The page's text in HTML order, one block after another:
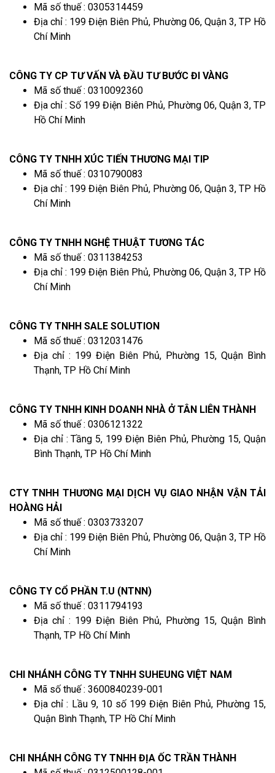
Mã số thuế : 0305314459
Địa chỉ : 199 Điện Biên Phủ, Phường 06, Quận 3, TP Hồ
Chí Minh
CÔNG TY CP TƯ VẤN VÀ ĐẦU TƯ BƯỚC ĐI VÀNG
Mã số thuế : 0310092360
Địa chỉ : Số 199 Điện Biên Phủ, Phường 06, Quận 3, TP
Hồ Chí Minh
CÔNG TY TNHH XÚC TIẾN THƯƠNG MẠI TIP
Mã số thuế : 0310790083
Địa chỉ : 199 Điện Biên Phủ, Phường 06, Quận 3, TP Hồ
Chí Minh
CÔNG TY TNHH NGHỆ THUẬT TƯƠNG TÁC
Mã số thuế : 0311384253
Địa chỉ : 199 Điện Biên Phủ, Phường 06, Quận 3, TP Hồ
Chí Minh
CÔNG TY TNHH SALE SOLUTION
Mã số thuế : 0312031476
Địa chỉ : 199 Điện Biên Phủ, Phường 15, Quận Bình
Thạnh, TP Hồ Chí Minh
CÔNG TY TNHH KINH DOANH NHÀ Ở TÂN LIÊN THÀNH
Mã số thuế : 0306121322
Địa chỉ : Tầng 5, 199 Điện Biên Phủ, Phường 15, Quận
Bình Thạnh, TP Hồ Chí Minh
CTY TNHH THƯƠNG MẠI DỊCH VỤ GIAO NHẬN VẬN TẢI
HOÀNG HẢI
Mã số thuế : 0303733207
Địa chỉ : 199 Điện Biên Phủ, Phường 06, Quận 3, TP Hồ
Chí Minh
CÔNG TY CỔ PHẦN T.U (NTNN)
Mã số thuế : 0311794193
Địa chỉ : 199 Điện Biên Phủ, Phường 15, Quận Bình
Thạnh, TP Hồ Chí Minh
CHI NHÁNH CÔNG TY TNHH SUHEUNG VIỆT NAM
Mã số thuế : 3600840239-001
Địa chỉ : Lầu 9, 10 số 199 Điện Biên Phủ, Phường 15,
Quận Bình Thạnh, TP Hồ Chí Minh
CHI NHÁNH CÔNG TY TNHH ĐỊA ỐC TRẦN THÀNH